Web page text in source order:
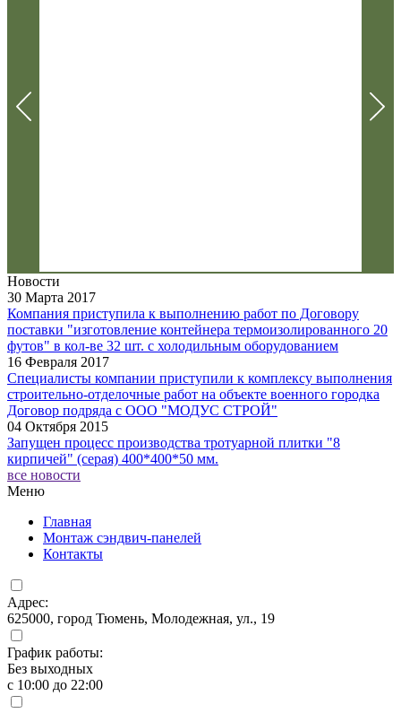
Новости
30 Марта 2017
Компания приступила к выполнению работ по Договору
поставки "изготовление контейнера термоизолированного 20
футов" в кол-ве 32 шт. с холодильным оборудованием
16 Февраля 2017
Специалисты компании приступили к комплексу выполнения
строительно-отделочные работ на объекте военного городка
Договор подряда с ООО "МОДУС СТРОЙ"
04 Октября 2015
Запущен процесс производства тротуарной плитки "8
кирпичей" (серая) 400*400*50 мм.
все новости
Меню
Главная
Монтаж сэндвич-панелей
Контакты
Адрес:
625000, город Тюмень, Молодежная, ул., 19
График работы:
Без выходных
с 10:00 до 22:00